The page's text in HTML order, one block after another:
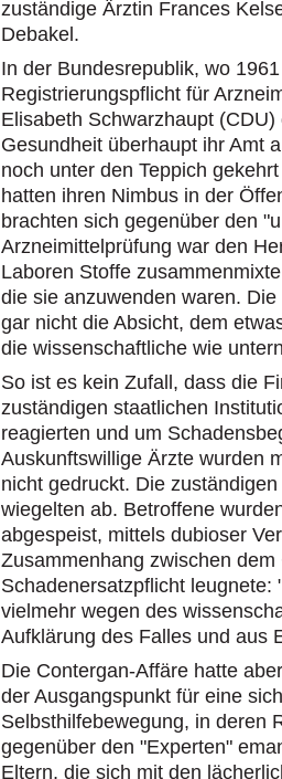
zuständige Ärztin Frances
Debakel.
In der Bundesrepublik, wo
Registrierungspflicht für
Elisabeth Schwarzhaupt
Gesundheit überhaupt ihr Amt
noch unter den Teppich
hatten ihren Nimbus in der
brachten sich gegenüber den
Arzneimittelprüfung war den
Laboren Stoffe
die sie anzuwenden waren.
gar nicht die Absicht, dem
die wissenschaftliche wie
So ist es kein Zufall, dass die
zuständigen staatlichen
reagierten und um
Auskunftswillige Ärzte wurden
nicht gedruckt. Die
wiegelten ab. Betroffene
abgespeist, mittels dubioser
Zusammenhang zwischen
Schadenersatzpflicht
vielmehr wegen des
Aufklärung des Falles und aus
Die Contergan-Affäre hatte
der Ausgangspunkt für eine
Selbsthilfebewegung, in deren
gegenüber den "Experten"
Eltern, die sich mit den